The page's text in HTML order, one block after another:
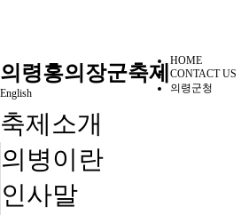
의령홍의장군축제
English
HOME
CONTACT US
의령군청
축제소개
의병이란
인사말